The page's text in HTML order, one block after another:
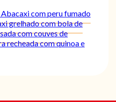
Abacaxi com peru fumado
grelhado com bola de
com couves de
recheada com quinoa e